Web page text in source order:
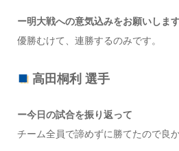
ー明大戦への意気込みをお願いしま
優勝むけて、連勝するのみです。
高田桐利 選手
ー今日の試合を振り返って
チーム全員で諦めずに勝てたので良か